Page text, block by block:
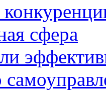
сфера